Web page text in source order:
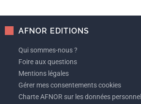
AFNOR EDITIONS
Qui sommes-nous ?
Foire aux questions
Mentions légales
Gérer mes consentements cookies
Charte AFNOR sur les données